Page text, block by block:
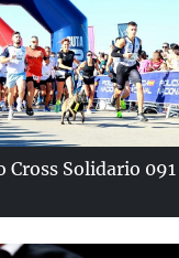
Cross Solidario 091